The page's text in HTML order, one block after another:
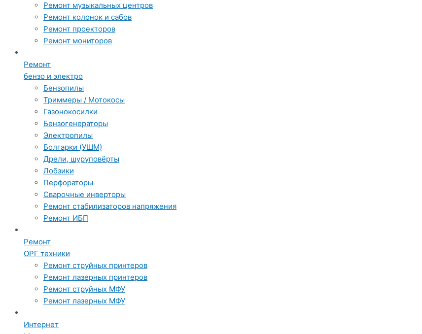
Ремонт музыкальных центров
Ремонт колонок и сабов
Ремонт проекторов
Ремонт мониторов
Ремонт
бензо и электро
Бензопилы
Триммеры / Мотокосы
Газонокосилки
Бензогенераторы
Электропилы
Болгарки (УШМ)
Дрели, шуруповёрты
Лобзики
Перфораторы
Сварочные инверторы
Ремонт стабилизаторов напряжения
Ремонт ИБП
Ремонт
ОРГ техники
Ремонт струйных принтеров
Ремонт лазерных принтеров
Ремонт струйных МФУ
Ремонт лазерных МФУ
Интернет